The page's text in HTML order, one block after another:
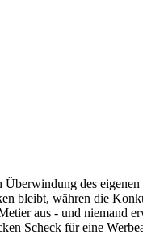
des
bleibt, währen die
aus - und niemand
Scheck für eine